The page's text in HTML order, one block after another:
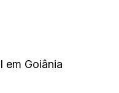
em Goiânia